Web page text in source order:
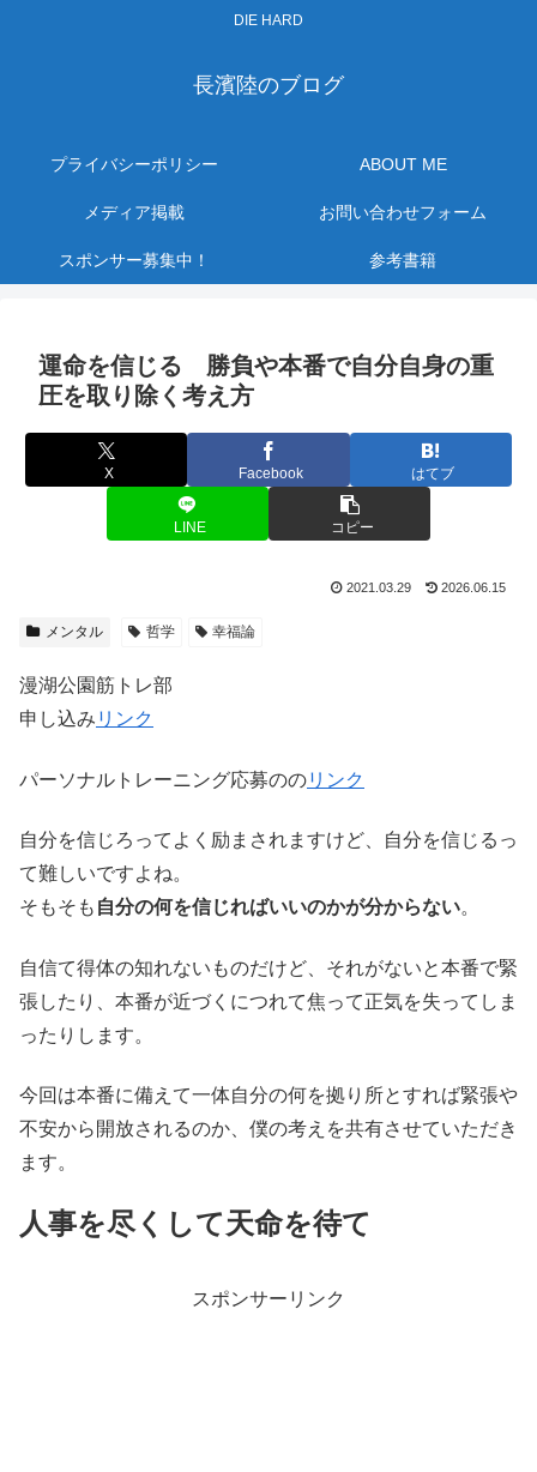
DIE HARD
長濱陸のブログ
プライバシーポリシー ABOUT ME
メディア掲載 お問い合わせフォーム
スポンサー募集中！ 参考書籍
運命を信じる 勝負や本番で自分自身の重
圧を取り除く考え方
X Facebook はてブ
LINE コピー
2021.03.29 2026.06.15
メンタル 哲学 幸福論
漫湖公園筋トレ部
申し込み リンク
パーソナルトレーニング応募ののリンク
自分を信じろってよく励まされますけど、自分を信じるっ
て難しいですよね。
そもそも 自分の何を信じればいいのかが分からない。
自信て得体の知れないものだけど、それがないと本番で緊
張したり、本番が近づくにつれて焦って正気を失ってしま
ったりします。
今回は本番に備えて一体自分の何を拠り所とすれば緊張や
不安から開放されるのか、僕の考えを共有させていただき
ます。
人事を尽くして天命を待て
スポンサーリンク